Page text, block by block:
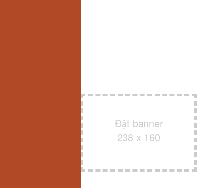
Đặt banner
238 x 160